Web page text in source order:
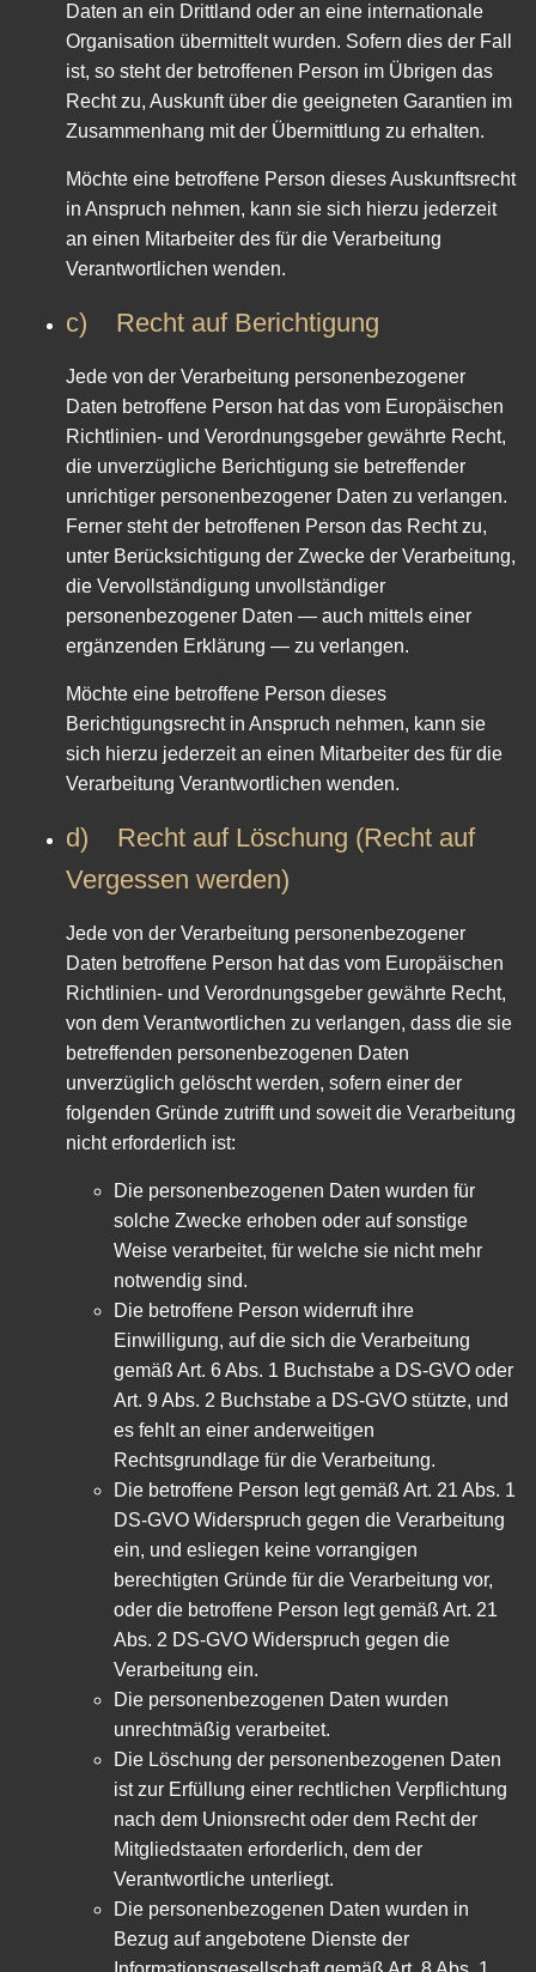
Daten an ein Drittland oder an eine internationale
Organisation übermittelt wurden. Sofern dies der Fall
ist, so steht der betroffenen Person im Übrigen das
Recht zu, Auskunft über die geeigneten Garantien im
Zusammenhang mit der Übermittlung zu erhalten.
Möchte eine betroffene Person dieses Auskunftsrecht
in Anspruch nehmen, kann sie sich hierzu jederzeit
an einen Mitarbeiter des für die Verarbeitung
Verantwortlichen wenden.
c) Recht auf Berichtigung
Jede von der Verarbeitung personenbezogener
Daten betroffene Person hat das vom Europäischen
Richtlinien- und Verordnungsgeber gewährte Recht,
die unverzügliche Berichtigung sie betreffender
unrichtiger personenbezogener Daten zu verlangen.
Ferner steht der betroffenen Person das Recht zu,
unter Berücksichtigung der Zwecke der Verarbeitung,
die Vervollständigung unvollständiger
personenbezogener Daten — auch mittels einer
ergänzenden Erklärung — zu verlangen.
Möchte eine betroffene Person dieses
Berichtigungsrecht in Anspruch nehmen, kann sie
sich hierzu jederzeit an einen Mitarbeiter des für die
Verarbeitung Verantwortlichen wenden.
d) Recht auf Löschung (Recht auf
Vergessen werden)
Jede von der Verarbeitung personenbezogener
Daten betroffene Person hat das vom Europäischen
Richtlinien- und Verordnungsgeber gewährte Recht,
von dem Verantwortlichen zu verlangen, dass die sie
betreffenden personenbezogenen Daten
unverzüglich gelöscht werden, sofern einer der
folgenden Gründe zutrifft und soweit die Verarbeitung
nicht erforderlich ist:
Die personenbezogenen Daten wurden für
solche Zwecke erhoben oder auf sonstige
Weise verarbeitet, für welche sie nicht mehr
notwendig sind.
Die betroffene Person widerruft ihre
Einwilligung, auf die sich die Verarbeitung
gemäß Art. 6 Abs. 1 Buchstabe a DS-GVO oder
Art. 9 Abs. 2 Buchstabe a DS-GVO stützte, und
es fehlt an einer anderweitigen
Rechtsgrundlage für die Verarbeitung.
Die betroffene Person legt gemäß Art. 21 Abs. 1
DS-GVO Widerspruch gegen die Verarbeitung
ein, und esliegen keine vorrangigen
berechtigten Gründe für die Verarbeitung vor,
oder die betroffene Person legt gemäß Art. 21
Abs. 2 DS-GVO Widerspruch gegen die
Verarbeitung ein.
Die personenbezogenen Daten wurden
unrechtmäßig verarbeitet.
Die Löschung der personenbezogenen Daten
ist zur Erfüllung einer rechtlichen Verpflichtung
nach dem Unionsrecht oder dem Recht der
Mitgliedstaaten erforderlich, dem der
Verantwortliche unterliegt.
Die personenbezogenen Daten wurden in
Bezug auf angebotene Dienste der